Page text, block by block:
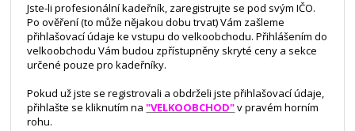
Jste-li profesionální kadeřník, zaregistrujte se pod svým IČO.
Po ověření (to může nějakou dobu trvat) Vám zašleme
přihlašovací údaje ke vstupu do velkoobchodu. Přihlášením do
velkoobchodu Vám budou zpřístupněny skryté ceny a sekce
určené pouze pro kadeřníky.
Pokud už jste se registrovali a obdrželi jste přihlašovací údaje,
přihlašte se kliknutím na"VELKOOBCHOD"v pravém horním
rohu.